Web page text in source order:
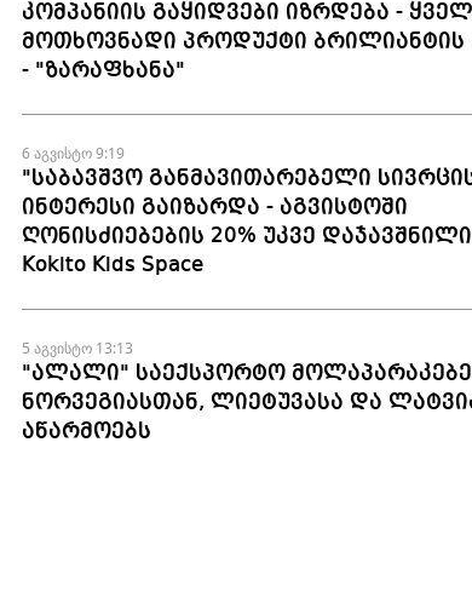
კომპანიის გაყიდვები იზრდება -
მოთხოვნადი პროდუქტი ბრილიანტის
- "ზარაფხანა"
6 აგვისტო 9:19
"საბავშვო განმავითარებელი
ინტერესი გაიზარდა - აგვისტოში
ღონისძიებების 20% უკვე
Kokito Kids Space
5 აგვისტო 13:13
"ალალი" საექსპორტო
ნორვეგიასთან, ლიეტუვასა და
აწარმოებს